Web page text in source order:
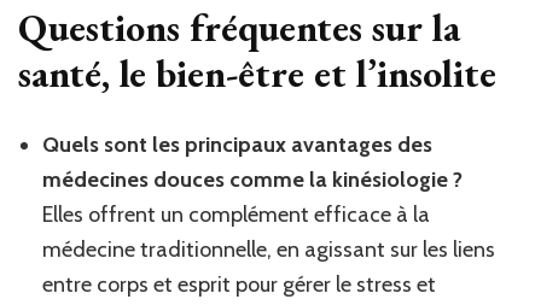
Questions fréquentes sur la
santé, le bien-être et l’insolite
Quels sont les principaux avantages des
médecines douces comme la kinésiologie ?
Elles offrent un complément efficace à la
médecine traditionnelle, en agissant sur les liens
entre corps et esprit pour gérer le stress et